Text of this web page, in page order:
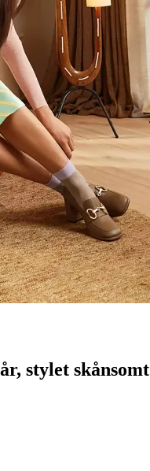
stylet skånsomt